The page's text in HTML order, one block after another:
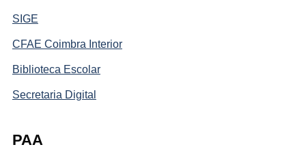
SIGE
CFAE Coimbra Interior
Biblioteca Escolar
Secretaria Digital
PAA